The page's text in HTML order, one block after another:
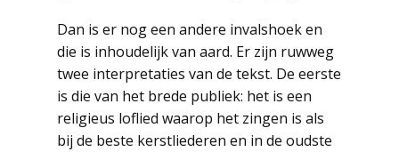
Dan is er nog een andere invalshoek en
die is inhoudelijk van aard. Er zijn ruwweg
twee interpretaties van de tekst. De eerste
is die van het brede publiek: het is een
religieus loflied waarop het zingen is als
bij de beste kerstliederen en in de oudste